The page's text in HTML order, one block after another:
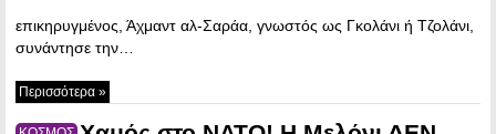
επικηρυγμένος, Άχμαντ αλ-Σαράα, γνωστός ως Γκολάνι ή Τζολάνι,
συνάντησε την…
Περισσότερα »